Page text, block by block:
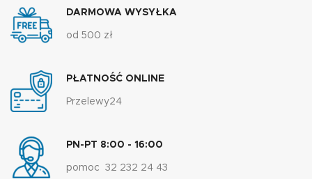
DARMOWA WYSYŁKA
od 500 zł
PŁATNOŚĆ ONLINE
Przelewy24
PN-PT 8:00 - 16:00
pomoc 32 232 24 43